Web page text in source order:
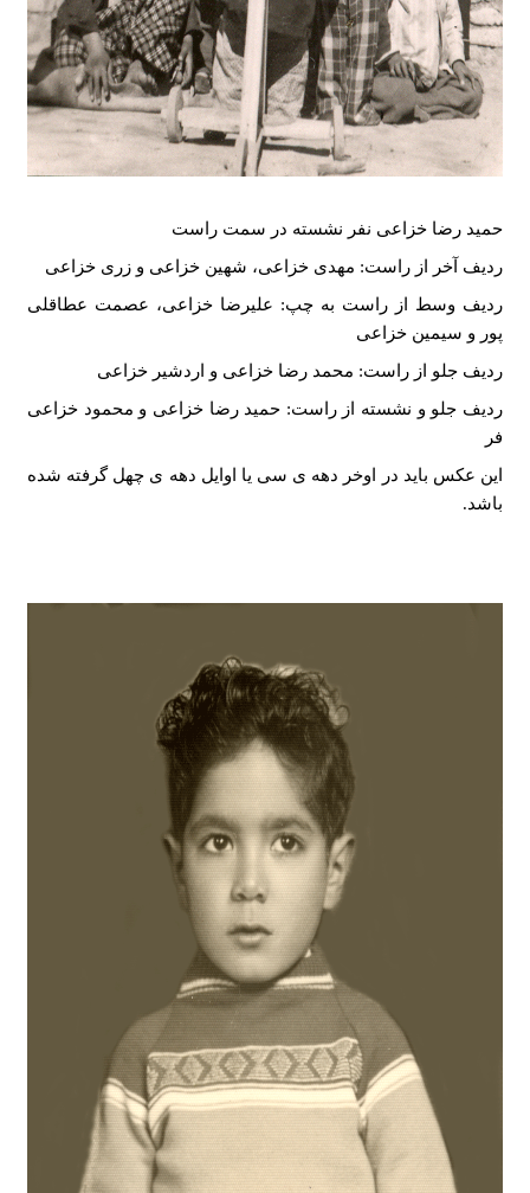
حمید رضا خزاعی نفر نشسته در سمت راست
ردیف آخر از راست: مهدی خزاعی، شهین خزاعی و زری خزاعی
ردیف وسط از راست به چپ: علیرضا خزاعی، عصمت عطاقلی
پور و سیمین خزاعی
ردیف جلو از راست: محمد رضا خزاعی و اردشیر خزاعی
ردیف جلو و نشسته از راست: حمید رضا خزاعی و محمود خزاعی
فر
این عکس باید در اوخر دهه ی سی یا اوایل دهه ی چهل گرفته شده
باشد.